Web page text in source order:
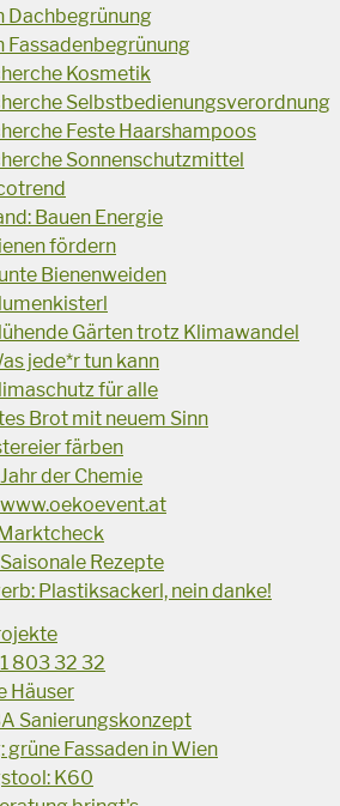
Dachbegrünung
Fassadenbegrünung
Kosmetik
Selbstbedienungsverordnung
Feste Haarshampoos
Sonnenschutzmittel
Bauen Energie
fördern
Bienenweiden
Gärten trotz Klimawandel
jede*r tun kann
für alle
Brot mit neuem Sinn
färben
der Chemie
Rezepte
Plastiksackerl, nein danke!
803 32 32
Häuser
Sanierungskonzept
grüne Fassaden in Wien
K60